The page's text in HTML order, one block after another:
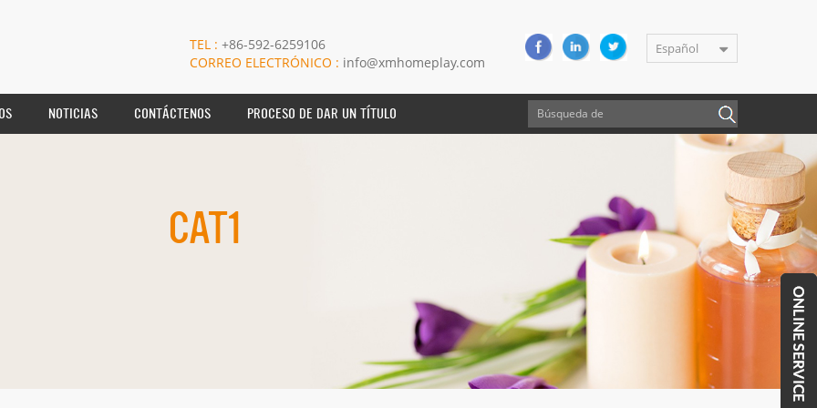
Español
TEL : +86-592-6259106
CORREO ELECTRÓNICO : info@xmhomeplay.com
NOTICIAS CONTÁCTENOS PROCESO DE DAR UN TÍTULO
CAT1